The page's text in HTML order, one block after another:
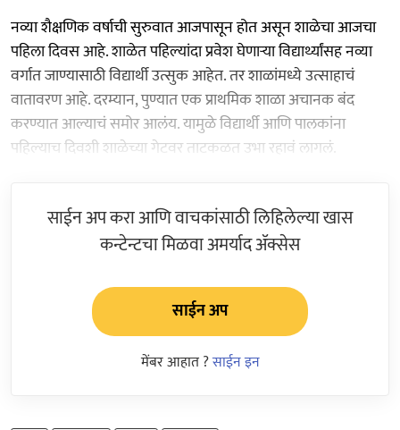
नव्या शैक्षणिक वर्षाची सुरुवात आजपासून होत असून शाळेचा आजचा
पहिला दिवस आहे. शाळेत पहिल्यांदा प्रवेश घेणाऱ्या विद्यार्थ्यांसह नव्या
वर्गात जाण्यासाठी विद्यार्थी उत्सुक आहेत. तर शाळांमध्ये उत्साहाचं
वातावरण आहे. दरम्यान, पुण्यात एक प्राथमिक शाळा अचानक बंद
करण्यात आल्याचं समोर आलंय. यामुळे विद्यार्थी आणि पालकांना
पहिल्याच दिवशी शाळेच्या गेटवर ताटकळत उभा रहावं लागलं.
साईन अप करा आणि वाचकांसाठी लिहिलेल्या खास
कन्टेन्टचा मिळवा अमर्याद ॲक्सेस
साईन अप
मेंबर आहात ?साईन इन